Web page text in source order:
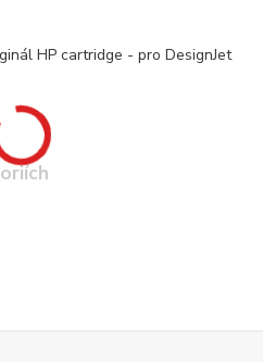
HP cartridge - pro DesignJet